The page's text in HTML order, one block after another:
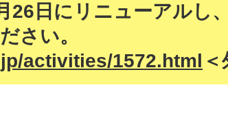
26日にリニューアルし
さい。
activities/1572.html